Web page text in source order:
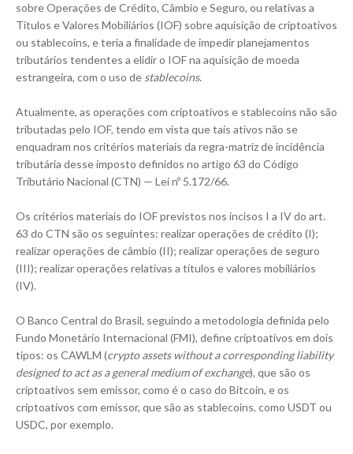
sobre Operações de Crédito, Câmbio e Seguro, ou relativas a
Títulos e Valores Mobiliários (IOF) sobre aquisição de criptoativos
ou stablecoins, e teria a finalidade de impedir planejamentos
tributários tendentes a elidir o IOF na aquisição de moeda
estrangeira, com o uso de stablecoins.
Atualmente, as operações com criptoativos e stablecoins não são
tributadas pelo IOF, tendo em vista que tais ativos não se
enquadram nos critérios materiais da regra-matriz de incidência
tributária desse imposto definidos no artigo 63 do Código
Tributário Nacional (CTN) — Lei nº 5.172/66.
Os critérios materiais do IOF previstos nos incisos I a IV do art.
63 do CTN são os seguintes: realizar operações de crédito (I);
realizar operações de câmbio (II); realizar operações de seguro
(III); realizar operações relativas a títulos e valores mobiliários
(IV).
O Banco Central do Brasil, seguindo a metodologia definida pelo
Fundo Monetário Internacional (FMI), define criptoativos em dois
tipos: os CAWLM (crypto assets without a corresponding liability
designed to act as a general medium of exchange), que são os
criptoativos sem emissor, como é o caso do Bitcoin, e os
criptoativos com emissor, que são as stablecoins, como USDT ou
USDC, por exemplo.